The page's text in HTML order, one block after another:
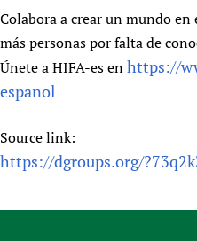
Colabora a crear un mundo
más personas por falta de
Únete a HIFA-es enhttps://
espanol
Source link:
https://dgroups.org/